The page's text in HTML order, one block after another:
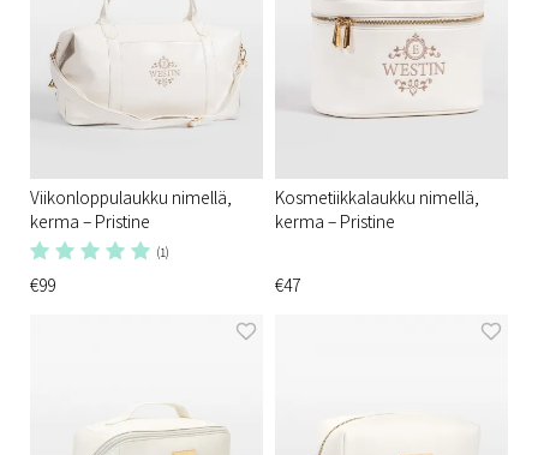
Viikonloppulaukku nimellä,
kerma – Pristine
(1)
€99
Kosmetiikkalaukku nimellä,
kerma – Pristine
€47